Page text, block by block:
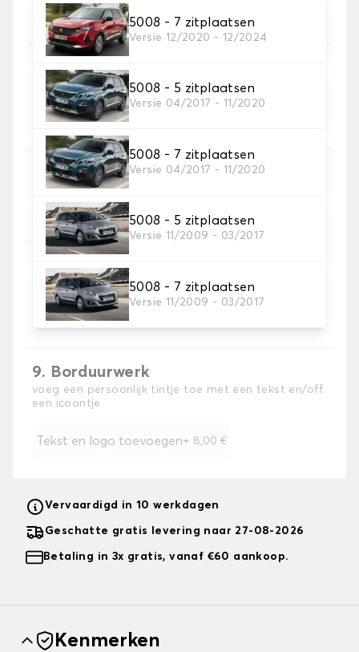
5008 - 7 zitplaatsen
Versie 12/2020 - 12/2024
5008 - 5 zitplaatsen
Versie 04/2017 - 11/2020
5008 - 7 zitplaatsen
Versie 04/2017 - 11/2020
5008 - 5 zitplaatsen
Versie 11/2009 - 03/2017
5008 - 7 zitplaatsen
Versie 11/2009 - 03/2017
Kies het materiaal voor de riem.
6. Kleur koord
Kies de kleur van de riem.
7. Autogrip antislip®
voor een optimale grip
8. Hakstuk Aanbevolen
Voeg een verstevigend hielkussen toe aan de mat
van de bestuurder voor maximale bescherming.
Optie niet beschikbaar voor rubbermateriaal
9. Borduurwerk
voeg een persoonlijk tintje toe met een tekst en/off
een icoontje
Tekst en logo toevoegen+ 8,00 €
Vervaardigd in 10 werkdagen
Geschatte gratis levering naar 27-08-2026
Betaling in 3x gratis, vanaf €60 aankoop.
Kenmerken